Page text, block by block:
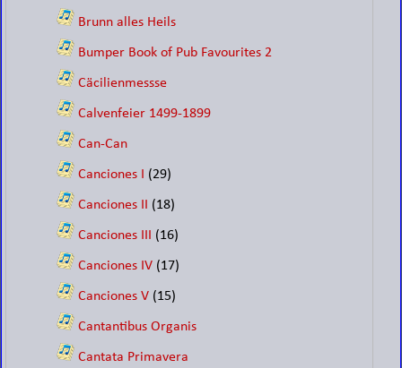
Brunn alles Heils
Bumper Book of Pub Favourites 2
Cäcilienmessse
Calvenfeier 1499-1899
Can-Can
Canciones I (29)
Canciones II (18)
Canciones III (16)
Canciones IV (17)
Canciones V (15)
Cantantibus Organis
Cantata Primavera